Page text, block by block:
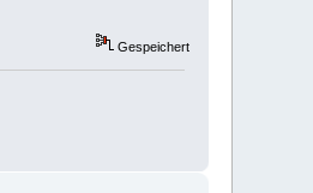
Gespeichert